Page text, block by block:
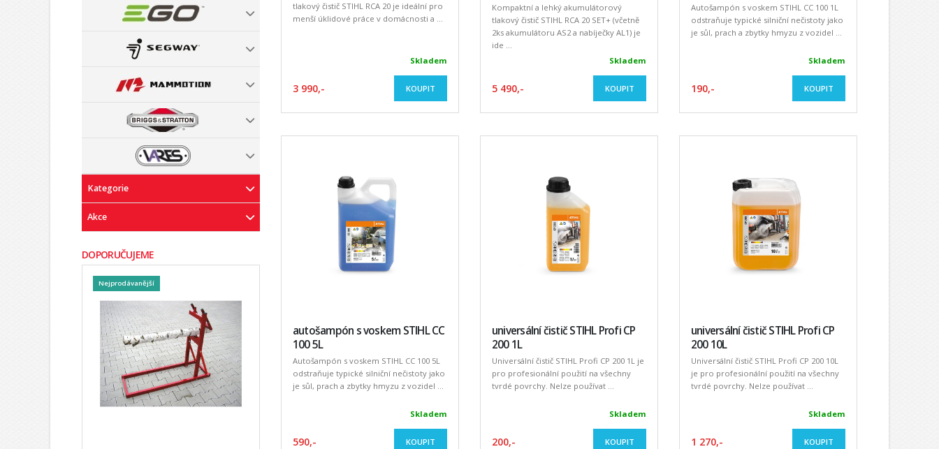
Kategorie
Akce
DOPORUČUJEME
Nejprodávanější
tlakový čistič STIHL RCA 20 je ideální pro
menší úklidové práce v domácnosti a ...
Skladem
3 990,- KOUPIT
Kompaktní a lehký akumulátorový
tlakový čistič STIHL RCA 20 SET+ (včetně
2ks akumulátoru AS2 a nabíječky AL1) je
ide ...
Skladem
5 490,- KOUPIT
Autošampón s voskem STIHL CC 100 1L
odstraňuje typické silniční nečistoty jako
je sůl, prach a zbytky hmyzu z vozidel ...
Skladem
190,- KOUPIT
autošampón s voskem STIHL CC
100 5L
Autošampón s voskem STIHL CC 100 5L
odstraňuje typické silniční nečistoty jako
je sůl, prach a zbytky hmyzu z vozidel ...
Skladem
590,- KOUPIT
universální čistič STIHL Profi CP
200 1L
Universální čistič STIHL Profi CP 200 1L je
pro profesionální použití na všechny
tvrdé povrchy. Nelze používat ...
Skladem
200,- KOUPIT
universální čistič STIHL Profi CP
200 10L
Universální čistič STIHL Profi CP 200 10L
je pro profesionální použití na všechny
tvrdé povrchy. Nelze používat ...
Skladem
1 270,- KOUPIT